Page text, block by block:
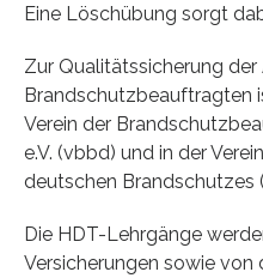
Eine Löschübung sorgt
Zur Qualitätssicherung
Brandschutzbeauftragten
Verein der
e.V. (vbbd) und in der
deutschen Brandschutzes
Die HDT-Lehrgänge
Versicherungen sowie von